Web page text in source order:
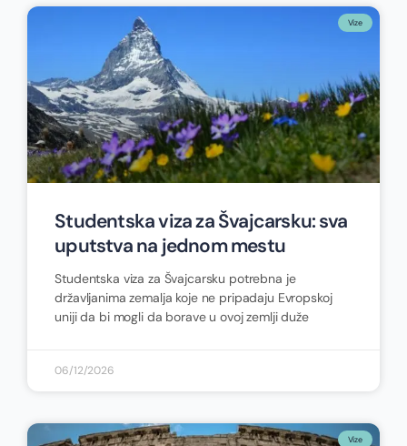
Vize
Studentska viza za Švajcarsku: sva
uputstva na jednom mestu
Studentska viza za Švajcarsku potrebna je
državljanima zemalja koje ne pripadaju Evropskoj
uniji da bi mogli da borave u ovoj zemlji duže
06/12/2026
Vize